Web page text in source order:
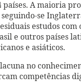
países. A maioria
seguindo-se
estudos com
e outros países
e asiáticos.
no
competências